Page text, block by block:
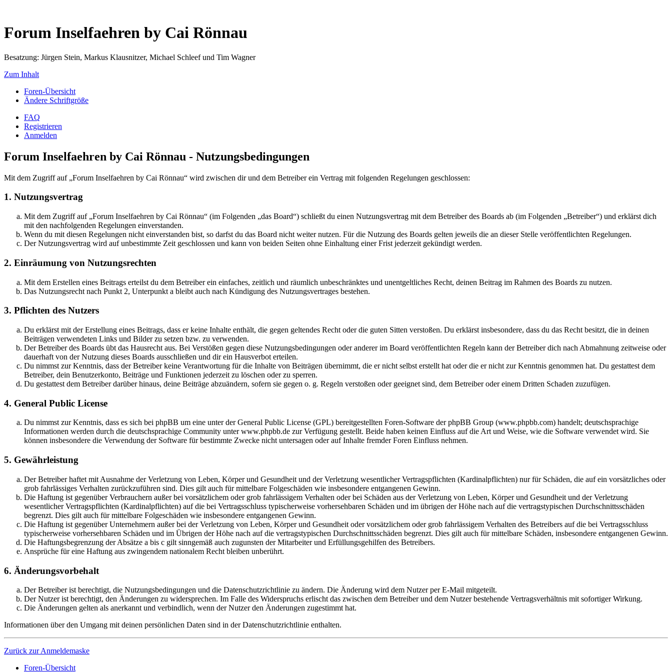
Forum Inselfaehren by Cai Rönnau
Besatzung: Jürgen Stein, Markus Klausnitzer, Michael Schleef und Tim Wagner
Zum Inhalt
Foren-Übersicht
Ändere Schriftgröße
FAQ
Registrieren
Anmelden
Forum Inselfaehren by Cai Rönnau - Nutzungsbedingungen
Mit dem Zugriff auf „Forum Inselfaehren by Cai Rönnau“ wird zwischen dir und dem Betreiber ein Vertrag mit folgenden Regelungen geschlossen:
1. Nutzungsvertrag
Mit dem Zugriff auf „Forum Inselfaehren by Cai Rönnau“ (im Folgenden „das Board“) schließt du einen Nutzungsvertrag mit dem Betreiber des Boards ab (im Folgenden „Betreiber“) und erklärst dich
mit den nachfolgenden Regelungen einverstanden.
Wenn du mit diesen Regelungen nicht einverstanden bist, so darfst du das Board nicht weiter nutzen. Für die Nutzung des Boards gelten jeweils die an dieser Stelle veröffentlichten Regelungen.
Der Nutzungsvertrag wird auf unbestimmte Zeit geschlossen und kann von beiden Seiten ohne Einhaltung einer Frist jederzeit gekündigt werden.
2. Einräumung von Nutzungsrechten
Mit dem Erstellen eines Beitrags erteilst du dem Betreiber ein einfaches, zeitlich und räumlich unbeschränktes und unentgeltliches Recht, deinen Beitrag im Rahmen des Boards zu nutzen.
Das Nutzungsrecht nach Punkt 2, Unterpunkt a bleibt auch nach Kündigung des Nutzungsvertrages bestehen.
3. Pflichten des Nutzers
Du erklärst mit der Erstellung eines Beitrags, dass er keine Inhalte enthält, die gegen geltendes Recht oder die guten Sitten verstoßen. Du erklärst insbesondere, dass du das Recht besitzt, die in deinen
Beiträgen verwendeten Links und Bilder zu setzen bzw. zu verwenden.
Der Betreiber des Boards übt das Hausrecht aus. Bei Verstößen gegen diese Nutzungsbedingungen oder anderer im Board veröffentlichten Regeln kann der Betreiber dich nach Abmahnung zeitweise oder
dauerhaft von der Nutzung dieses Boards ausschließen und dir ein Hausverbot erteilen.
Du nimmst zur Kenntnis, dass der Betreiber keine Verantwortung für die Inhalte von Beiträgen übernimmt, die er nicht selbst erstellt hat oder die er nicht zur Kenntnis genommen hat. Du gestattest dem
Betreiber, dein Benutzerkonto, Beiträge und Funktionen jederzeit zu löschen oder zu sperren.
Du gestattest dem Betreiber darüber hinaus, deine Beiträge abzuändern, sofern sie gegen o. g. Regeln verstoßen oder geeignet sind, dem Betreiber oder einem Dritten Schaden zuzufügen.
4. General Public License
Du nimmst zur Kenntnis, dass es sich bei phpBB um eine unter der General Public License (GPL) bereitgestellten Foren-Software der phpBB Group (www.phpbb.com) handelt; deutschsprachige
Informationen werden durch die deutschsprachige Community unter www.phpbb.de zur Verfügung gestellt. Beide haben keinen Einfluss auf die Art und Weise, wie die Software verwendet wird. Sie
können insbesondere die Verwendung der Software für bestimmte Zwecke nicht untersagen oder auf Inhalte fremder Foren Einfluss nehmen.
5. Gewährleistung
Der Betreiber haftet mit Ausnahme der Verletzung von Leben, Körper und Gesundheit und der Verletzung wesentlicher Vertragspflichten (Kardinalpflichten) nur für Schäden, die auf ein vorsätzliches oder
grob fahrlässiges Verhalten zurückzuführen sind. Dies gilt auch für mittelbare Folgeschäden wie insbesondere entgangenen Gewinn.
Die Haftung ist gegenüber Verbrauchern außer bei vorsätzlichem oder grob fahrlässigem Verhalten oder bei Schäden aus der Verletzung von Leben, Körper und Gesundheit und der Verletzung
wesentlicher Vertragspflichten (Kardinalpflichten) auf die bei Vertragsschluss typischerweise vorhersehbaren Schäden und im übrigen der Höhe nach auf die vertragstypischen Durchschnittsschäden
begrenzt. Dies gilt auch für mittelbare Folgeschäden wie insbesondere entgangenen Gewinn.
Die Haftung ist gegenüber Unternehmern außer bei der Verletzung von Leben, Körper und Gesundheit oder vorsätzlichem oder grob fahrlässigem Verhalten des Betreibers auf die bei Vertragsschluss
typischerweise vorhersehbaren Schäden und im Übrigen der Höhe nach auf die vertragstypischen Durchschnittsschäden begrenzt. Dies gilt auch für mittelbare Schäden, insbesondere entgangenen Gewinn.
Die Haftungsbegrenzung der Absätze a bis c gilt sinngemäß auch zugunsten der Mitarbeiter und Erfüllungsgehilfen des Betreibers.
Ansprüche für eine Haftung aus zwingendem nationalem Recht bleiben unberührt.
6. Änderungsvorbehalt
Der Betreiber ist berechtigt, die Nutzungsbedingungen und die Datenschutzrichtlinie zu ändern. Die Änderung wird dem Nutzer per E-Mail mitgeteilt.
Der Nutzer ist berechtigt, den Änderungen zu widersprechen. Im Falle des Widerspruchs erlischt das zwischen dem Betreiber und dem Nutzer bestehende Vertragsverhältnis mit sofortiger Wirkung.
Die Änderungen gelten als anerkannt und verbindlich, wenn der Nutzer den Änderungen zugestimmt hat.
Informationen über den Umgang mit deinen persönlichen Daten sind in der Datenschutzrichtlinie enthalten.
Zurück zur Anmeldemaske
Foren-Übersicht